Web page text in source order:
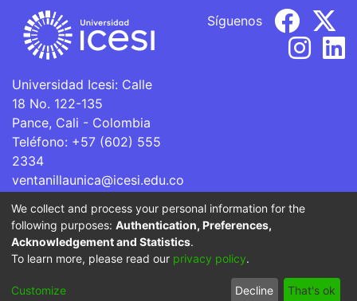
Universidad Icesi: Calle
18 No. 122-135
Pance, Cali - Colombia
Teléfono: +57 (602) 555
2334
ventanillaunica@icesi.edu.co
Síguenos
La Universidad Icesi es una Institución de Educación
Superior que se encuentra sujeta a inspección y vigilancia
por parte del Ministerio de Educación Nacional.
Cookie
End User
Send
We collect and process your personal information for the
following purposes: Authentication, Preferences,
Acknowledgement and Statistics.
To learn more, please read our privacy policy.
Customize Decline That's ok